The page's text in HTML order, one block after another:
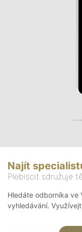
Najít
Plebiscit sdružuje
Hledáte odborníka ve
vyhledávání.